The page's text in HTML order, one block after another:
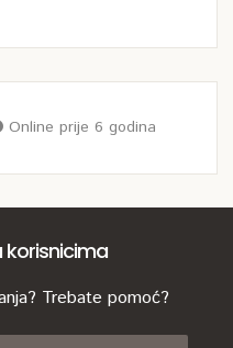
Online prije 6 godina
korisnicima
Trebate pomoć?